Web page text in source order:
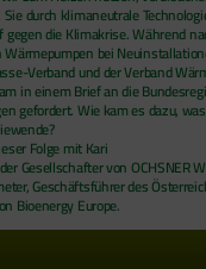
durch klimaneutrale
die Klimakrise. Während
bei
Verband und der Verband
in einem Brief an die
gefordert. Wie kam es dazu,
Folge mit Kari
Gesellschafter von OCHSNER
Geschäftsführer des
Bioenergy Europe.